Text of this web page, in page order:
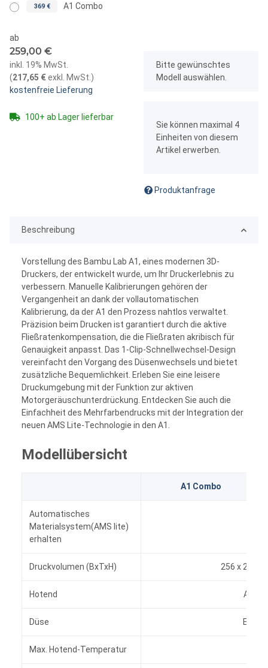
369 € A1 Combo
ab
259,00 €
inkl. 19% MwSt.
(217,65 €exkl. MwSt.)
kostenfreie Lieferung
100+ ab Lager lieferbar
xBitte gewünschtes
Modell auswählen.
Sie können maximal 4
Einheiten von diesem
Artikel erwerben.
Produktanfrage
Beschreibung
Vorstellung des Bambu Lab A1, eines modernen 3D-
Druckers, der entwickelt wurde, um Ihr Druckerlebnis zu
verbessern. Manuelle Kalibrierungen gehören der
Vergangenheit an dank der vollautomatischen
Kalibrierung, da der A1 den Prozess nahtlos verwaltet.
Präzision beim Drucken ist garantiert durch die aktive
Fließratenkompensation, die die Fließraten akribisch für
Genauigkeit anpasst. Das 1-Clip-Schnellwechsel-Design
vereinfacht den Vorgang des Düsenwechsels und bietet
zusätzliche Bequemlichkeit. Erleben Sie eine leisere
Druckumgebung mit der Funktion zur aktiven
Motorgeräuschunterdrückung. Entdecken Sie auch die
Einfachheit des Mehrfarbendrucks mit der Integration der
neuen AMS Lite-Technologie in den A1.
Modellübersicht
A1 Combo
Automatisches
Materialsystem(AMS lite)
erhalten
Druckvolumen (BxTxH) 256 x 256 x
Hotend All-
Düse
Max. Hotend-Temperatur